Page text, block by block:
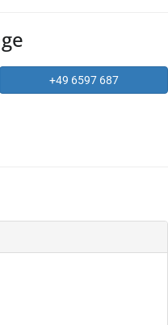
+49 6597 687